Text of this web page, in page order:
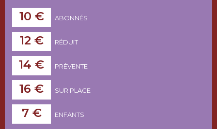
10 € ABONNÉS
12 € RÉDUIT
14 € PRÉVENTE
16 € SUR PLACE
7 € ENFANTS